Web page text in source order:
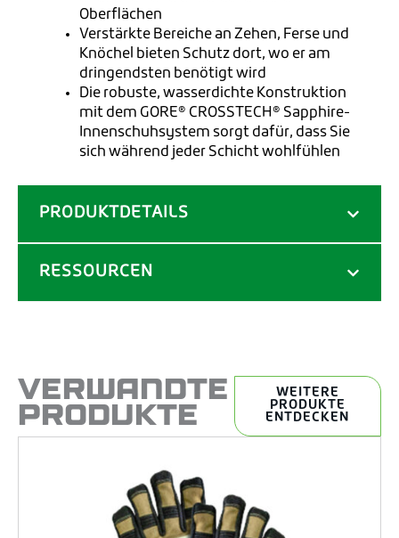
PRODUKTDETAILS
RESSOURCEN
Oberflächen
Verstärkte Bereiche an Zehen, Ferse und
Knöchel bieten Schutz dort, wo er am
dringendsten benötigt wird
Die robuste, wasserdichte Konstruktion
mit dem GORE® CROSSTECH® Sapphire-
Innenschuhsystem sorgt dafür, dass Sie
sich während jeder Schicht wohlfühlen
VERWANDTE
PRODUKTE
WEITERE
PRODUKTE
ENTDECKEN